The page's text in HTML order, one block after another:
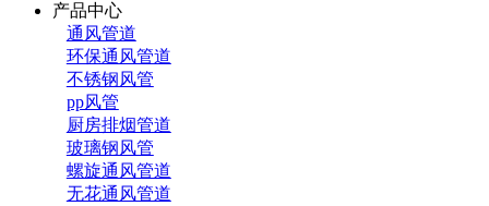
产品中心
通风管道
环保通风管道
不锈钢风管
pp风管
厨房排烟管道
玻璃钢风管
螺旋通风管道
无花通风管道